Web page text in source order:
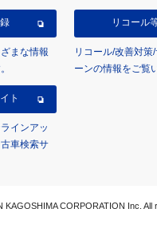
まな情報
リコール
リコール/改善対
ーンの情報をご覧
ト
インアッ
車検索サ
KAGOSHIMA CORPORATION Inc. All